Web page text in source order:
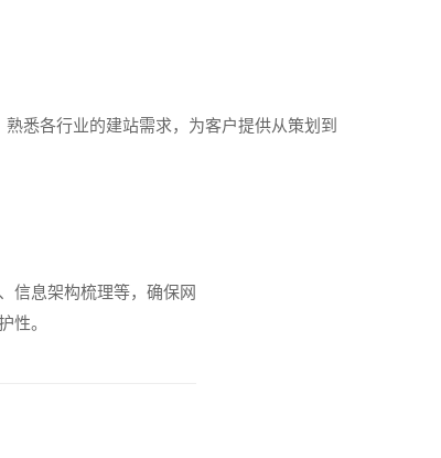
悉各行业的建站需求，为客户提供从策划到
信息架构梳理等，确保网
性。